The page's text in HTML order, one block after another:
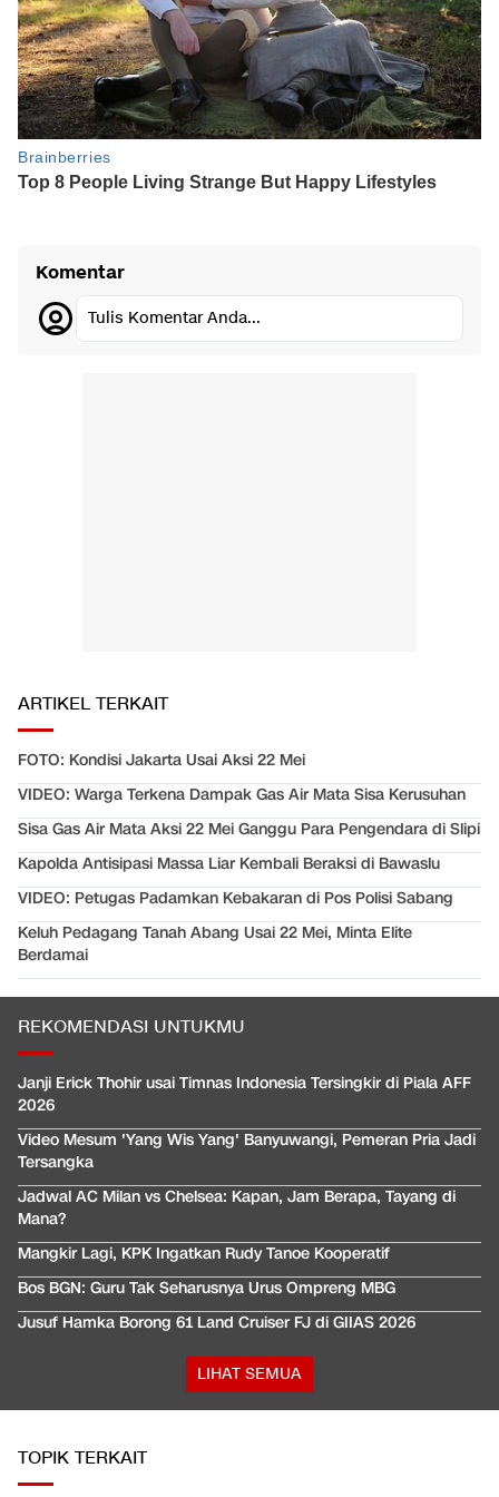
Komentar
Tulis Komentar Anda...
ARTIKEL TERKAIT
FOTO: Kondisi Jakarta Usai Aksi 22 Mei
VIDEO: Warga Terkena Dampak Gas Air Mata Sisa Kerusuhan
Sisa Gas Air Mata Aksi 22 Mei Ganggu Para Pengendara di Slipi
Kapolda Antisipasi Massa Liar Kembali Beraksi di Bawaslu
VIDEO: Petugas Padamkan Kebakaran di Pos Polisi Sabang
Keluh Pedagang Tanah Abang Usai 22 Mei, Minta Elite
Berdamai
REKOMENDASI UNTUKMU
Janji Erick Thohir usai Timnas Indonesia Tersingkir di Piala AFF
2026
Video Mesum 'Yang Wis Yang' Banyuwangi, Pemeran Pria Jadi
Tersangka
Jadwal AC Milan vs Chelsea: Kapan, Jam Berapa, Tayang di
Mana?
Mangkir Lagi, KPK Ingatkan Rudy Tanoe Kooperatif
Bos BGN: Guru Tak Seharusnya Urus Ompreng MBG
Jusuf Hamka Borong 61 Land Cruiser FJ di GIIAS 2026
LIHAT SEMUA
TOPIK TERKAIT